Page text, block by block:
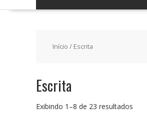
Início / Escrita
Escrita
Exibindo 1–8 de 23 resultados